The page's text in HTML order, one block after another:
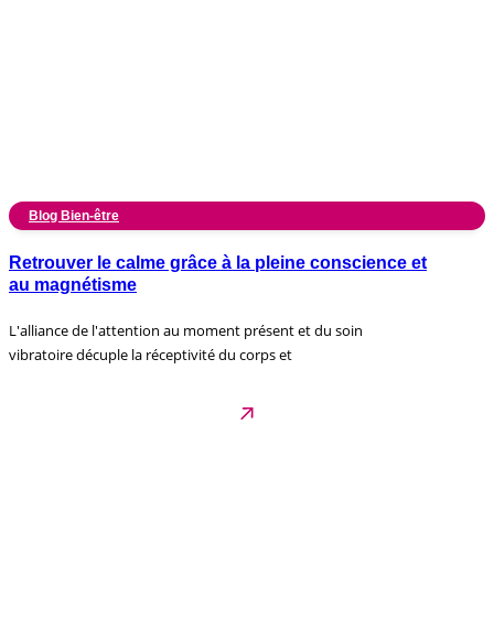
Blog Bien-être
Retrouver le calme grâce à la pleine conscience et
au magnétisme
L'alliance de l'attention au moment présent et du soin
vibratoire décuple la réceptivité du corps et